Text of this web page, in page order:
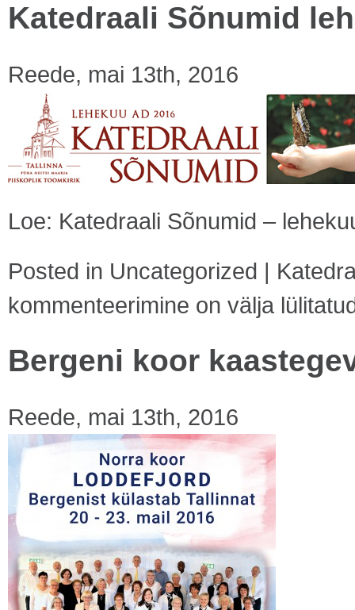
Katedraali Sõnumid
Reede, mai 13th, 2016
Loe: Katedraali Sõnumid –
Posted in Uncategorized |
kommenteerimine on välja
Bergeni koor
Reede, mai 13th, 2016